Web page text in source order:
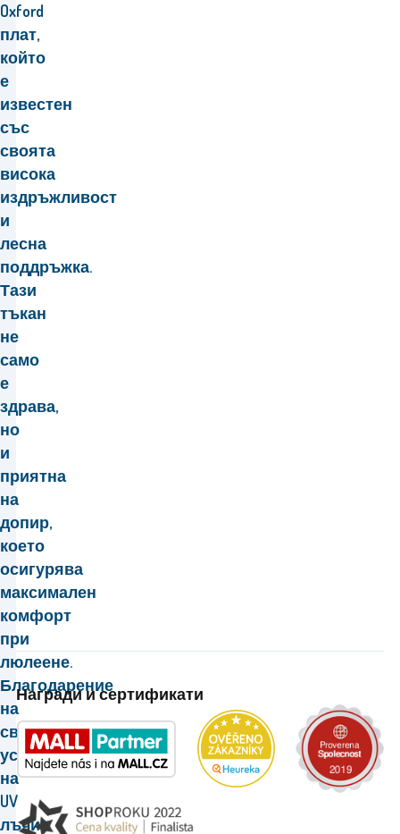
Oxford
плат,
който
е
известен
със
своята
висока
издръжливост
и
лесна
поддръжка.
Тази
тъкан
не
само
е
здрава,
но
и
приятна
на
допир,
което
осигурява
максимален
комфорт
при
люлеене.
Благодарение
на
своята
устойчивост
на
UV
лъчи
Награди и сертификати